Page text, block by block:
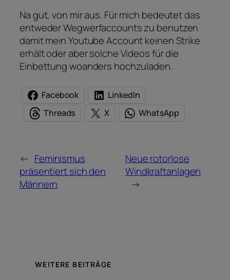
Na gut, von mir aus. Für mich bedeutet das
entweder Wegwerfaccounts zu benutzen
damit mein Youtube Account keinen Strike
erhält oder aber solche Videos für die
Einbettung woanders hochzuladen.
Facebook
LinkedIn
Threads
X WhatsApp
← Feminismus
präsentiert sich den
Männern
Neue rotorlose
Windkraftanlagen
→
WEITERE BEITRÄGE